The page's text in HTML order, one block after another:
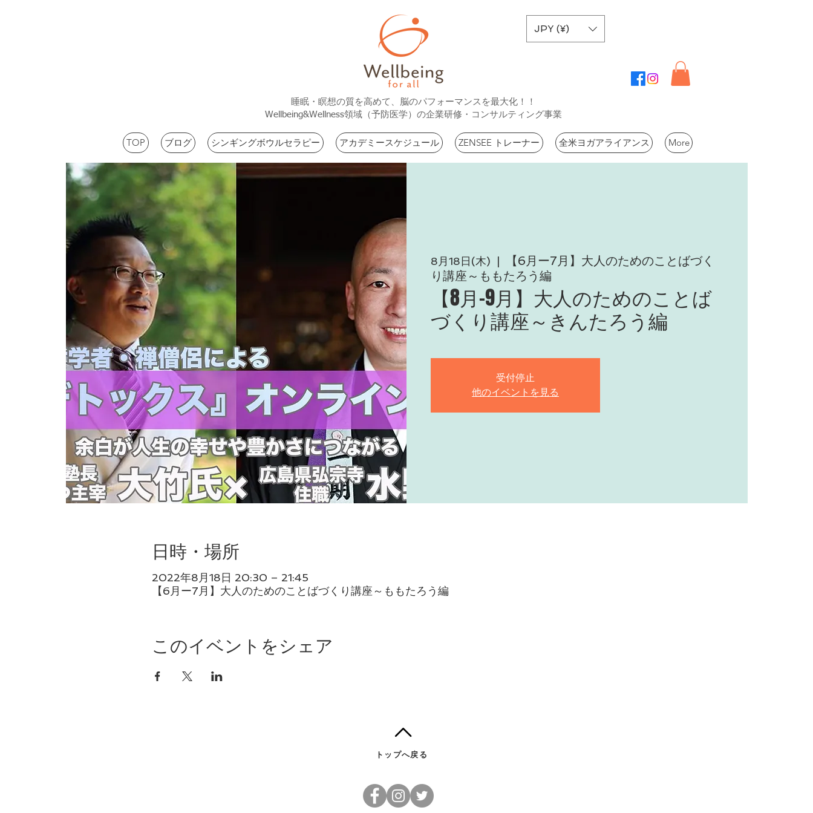
JPY (¥)
睡眠・瞑想の質を高めて、脳のパフォーマンスを最大化！！
Wellbeing&Wellness領域（予防医学）の企業研修・コンサルティング事業
TOP ブログ シンギングボウルセラピー アカデミースケジュール ZENSEE トレーナー 全米ヨガアライアンス More
8月18日(木)
【6月ー7月】大人のためのことばづく
り講座～ももたろう編
【8月-9月】大人のためのことば
づくり講座～きんたろう編
受付停止
他のイベントを見る
日時・場所
2022年8月18日 20:30 – 21:45
【6月ー7月】大人のためのことばづくり講座～ももたろう編
このイベントをシェア
トップへ戻る